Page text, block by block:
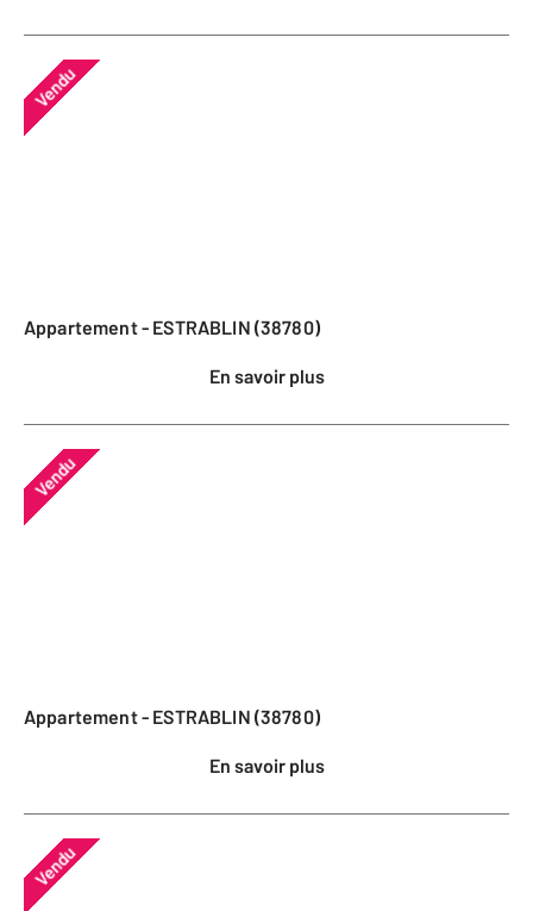
Vendu
Appartement - ESTRABLIN (38780)
En savoir plus
Vendu
Appartement - ESTRABLIN (38780)
En savoir plus
Vendu